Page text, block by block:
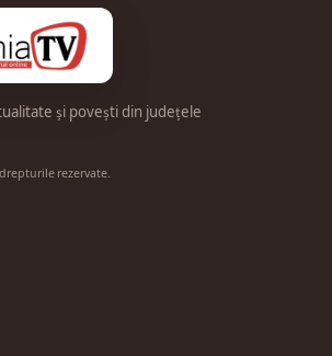
și povești din județele
rezervate.